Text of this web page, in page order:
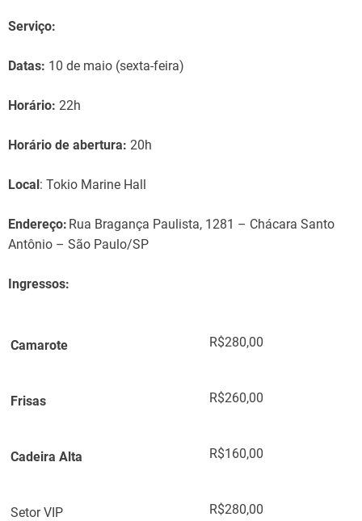
Serviço:
Datas: 10 de maio (sexta-feira)
Horário: 22h
Horário de abertura: 20h
Local: Tokio Marine Hall
Endereço: Rua Bragança Paulista, 1281 – Chácara Santo
Antônio – São Paulo/SP
Ingressos:
Camarote R$280,00
Frisas R$260,00
Cadeira Alta R$160,00
Setor VIP R$280,00